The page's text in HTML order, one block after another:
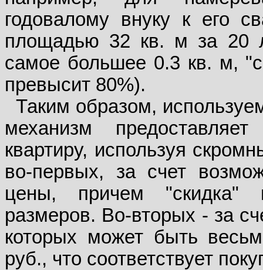
годовалому внуку к его
площадью 32 кв. м за 20
самое большее 0.3 кв. м,
превысит 80%).
Таким образом,
механизм
квартиру, используя
во-первых, за счет
цены, причем "скидка"
размеров. Во-вторых - за
которых может быть
руб., что соответствует